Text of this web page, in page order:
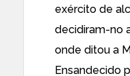
exército de
decidiram-no
onde ditou a
Ensandecido